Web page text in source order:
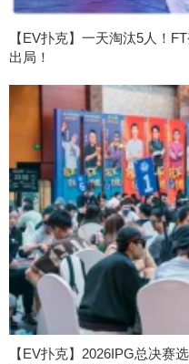
【EV扑克】一天淘汰5人！
出局！
【EV扑克】2026IPG总决赛